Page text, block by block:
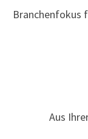
Branchenfokus
Aus